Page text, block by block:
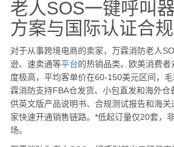
老人SOS一键呼叫
方案与国际认证合
对于从事跨境电商的卖家，万霖消防老人
逊、速卖通等平台的热销品类。欧美消费
度极高，平均客单价在60-150美元区间，
霖消防支持FBA仓发货、小包直发和海外仓
供英文版产品说明书、合规测试报告和海关
家快速开通销售链路。*低起订量仅20套，
场。